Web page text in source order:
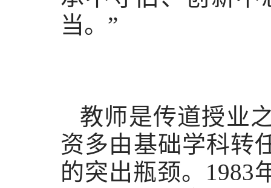
当。”
教师是传道授业
资多由基础学科转
的突出瓶颈。1983